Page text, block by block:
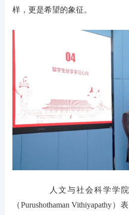
样，更是希望的象征。
人文与社会科学学院
（Purushothaman Vithiyapathy